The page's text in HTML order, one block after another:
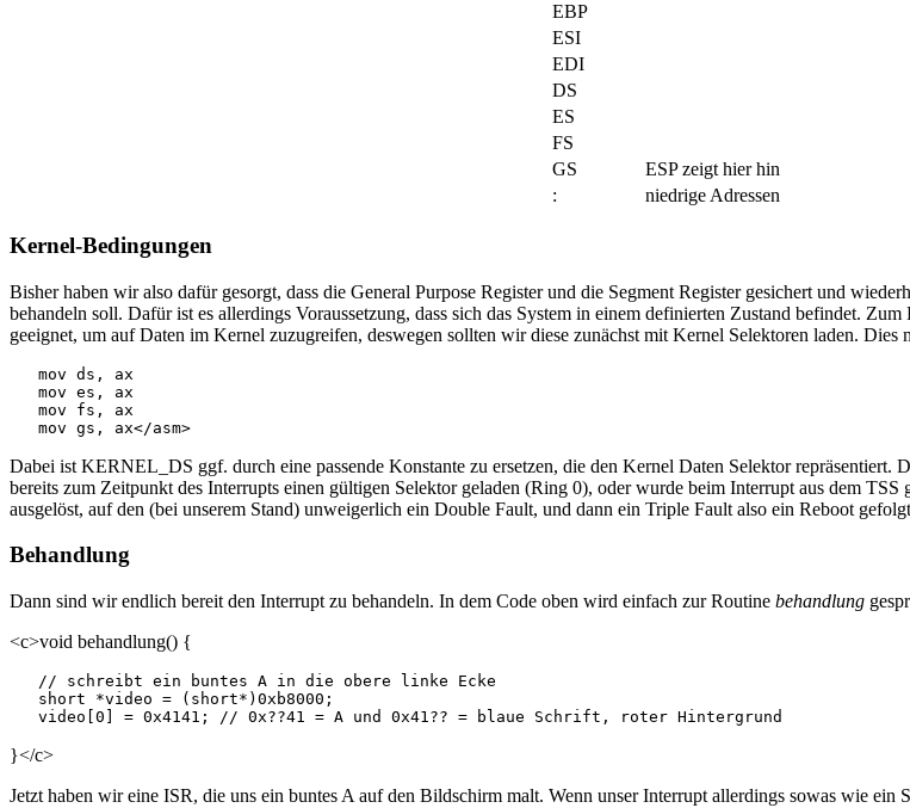
EBP
ESI
EDI
DS
ES
FS
GS
ESP zeigt hier hin
:
niedrige Adressen
Kernel-Bedingungen
Bisher haben wir also dafür gesorgt, dass die General Purpose Register und die Segment Register gesichert und
behandeln soll. Dafür ist es allerdings Voraussetzung, dass sich das System in einem definierten Zustand befindet.
geeignet, um auf Daten im Kernel zuzugreifen, deswegen sollten wir diese zunächst mit Kernel Selektoren laden.
   mov ds, ax
   mov es, ax
   mov fs, ax
Dabei ist KERNEL_DS ggf. durch eine passende Konstante zu ersetzen, die den Kernel Daten Selektor repräsentiert.
bereits zum Zeitpunkt des Interrupts einen gültigen Selektor geladen (Ring 0), oder wurde beim Interrupt aus dem
ausgelöst, auf den (bei unserem Stand) unweigerlich ein Double Fault, und dann ein Triple Fault also ein Reboot
Behandlung
Dann sind wir endlich bereit den Interrupt zu behandeln. In dem Code oben wird einfach zur Routine behandlung
<c>void behandlung() {
   // schreibt ein buntes A in die obere linke Ecke
   short *video = (short*)0xb8000;
}</c>
Jetzt haben wir eine ISR, die uns ein buntes A auf den Bildschirm malt. Wenn unser Interrupt allerdings sowas wie